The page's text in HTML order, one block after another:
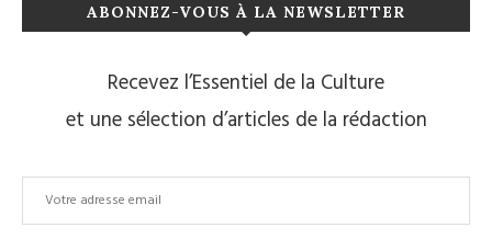
ABONNEZ-VOUS À LA NEWSLETTER
Recevez l’Essentiel de la Culture
et une sélection d’articles de la rédaction